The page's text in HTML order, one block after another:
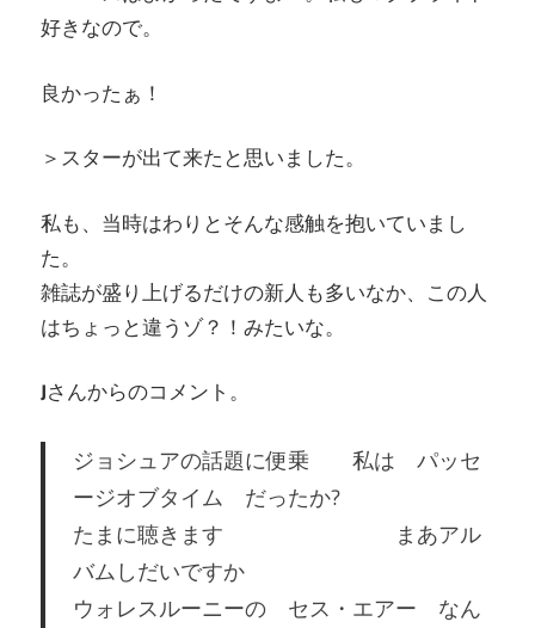
好きなので。
良かったぁ！
＞スターが出て来たと思いました。
私も、当時はわりとそんな感触を抱いていまし
た。
雑誌が盛り上げるだけの新人も多いなか、この人
はちょっと違うゾ？！みたいな。
Jさんからのコメント。
ジョシュアの話題に便乗 私は パッセ
ージオブタイム だったか?
たまに聴きます まあアル
バムしだいですか
ウォレスルーニーの セス・エアー なん